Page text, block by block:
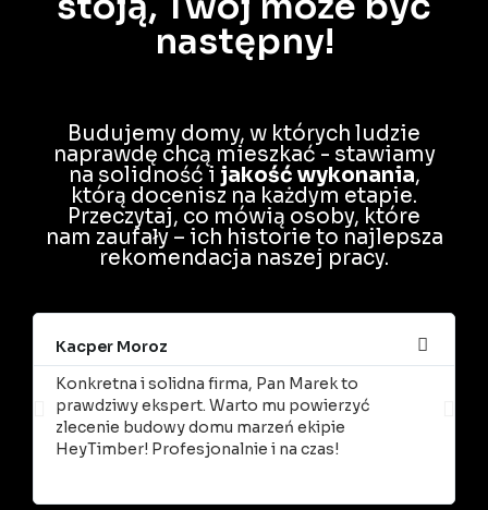
następny!
Budujemy domy, w których ludzie
naprawdę chcą mieszkać - stawiamy
na solidność i jakość wykonania,
którą docenisz na każdym etapie.
Przeczytaj, co mówią osoby, które
nam zaufały – ich historie to najlepsza
rekomendacja naszej pracy.
Kacper Moroz
Konkretna i solidna firma, Pan Marek to
prawdziwy ekspert. Warto mu powierzyć
zlecenie budowy domu marzeń ekipie
HeyTimber! Profesjonalnie i na czas!